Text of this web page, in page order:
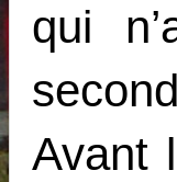
qui
Avant